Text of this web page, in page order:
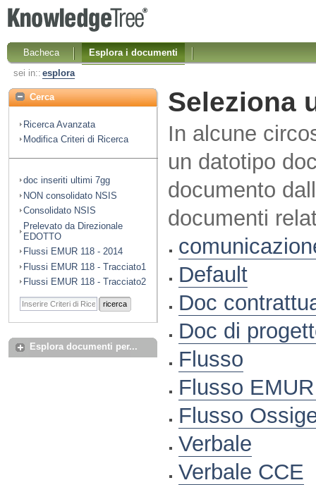
Bacheca
Esplora i documenti
sei in:: esplora
Cerca
Ricerca Avanzata
Modifica Criteri di Ricerca
doc inseriti ultimi 7gg
NON consolidato NSIS
Consolidato NSIS
Prelevato da Direzionale
EDOTTO
Flussi EMUR 118 - 2014
Flussi EMUR 118 - Tracciato1
Flussi EMUR 118 - Tracciato2
ricerca
Esplora documenti per...
Seleziona
In alcune
un datotipo
documento
documenti
Default
Doc
Doc di
Flusso
Flusso
Flusso
Verbale
Verbale CCE